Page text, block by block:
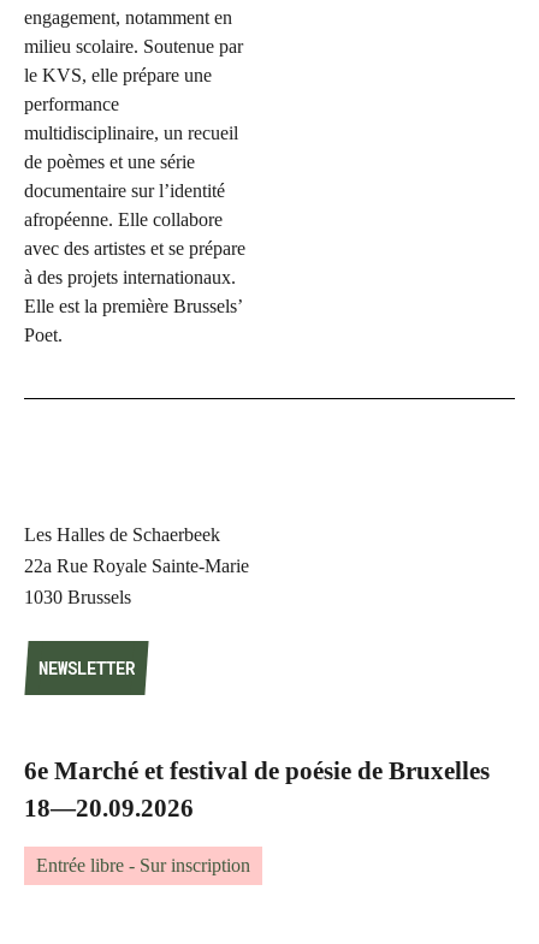
engagement, notamment en
milieu scolaire. Soutenue par
le KVS, elle prépare une
performance
multidisciplinaire, un recueil
de poèmes et une série
documentaire sur l’identité
afropéenne. Elle collabore
avec des artistes et se prépare
à des projets internationaux.
Elle est la première Brussels’
Poet.
Les Halles de Schaerbeek
22a Rue Royale Sainte-Marie
1030 Brussels
NEWSLETTER
NEWSLETTER
6e Marché et festival de poésie de Bruxelles
18—20.09.2026
Entrée libre - Sur inscription